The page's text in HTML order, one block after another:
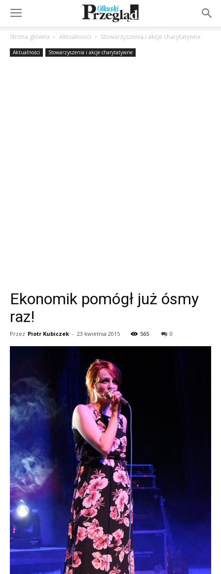
Strona główna Aktualności Stowarzyszenia i akcje charytatywne
Aktualności Stowarzyszenia i akcje charytatywne
Ekonomik pomógł już ósmy
raz!
Przez Piotr Kubiczek - 23 kwietnia 2015 565 0